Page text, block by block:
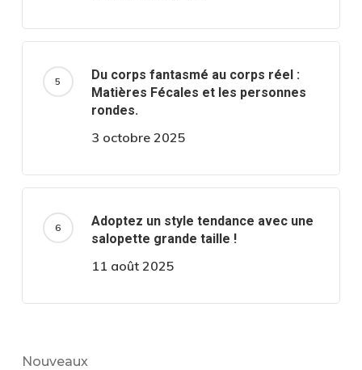
Du corps fantasmé au corps réel :
Matières Fécales et les personnes
rondes.
3 octobre 2025
Adoptez un style tendance avec une
salopette grande taille !
11 août 2025
Nouveaux